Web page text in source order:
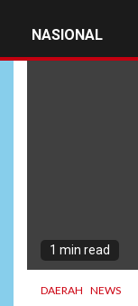
NASIONAL
1 min read
DAERAH NEWS